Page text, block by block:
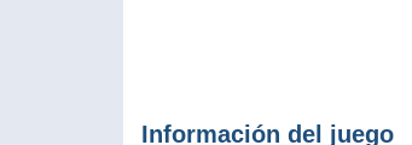
Información del juego